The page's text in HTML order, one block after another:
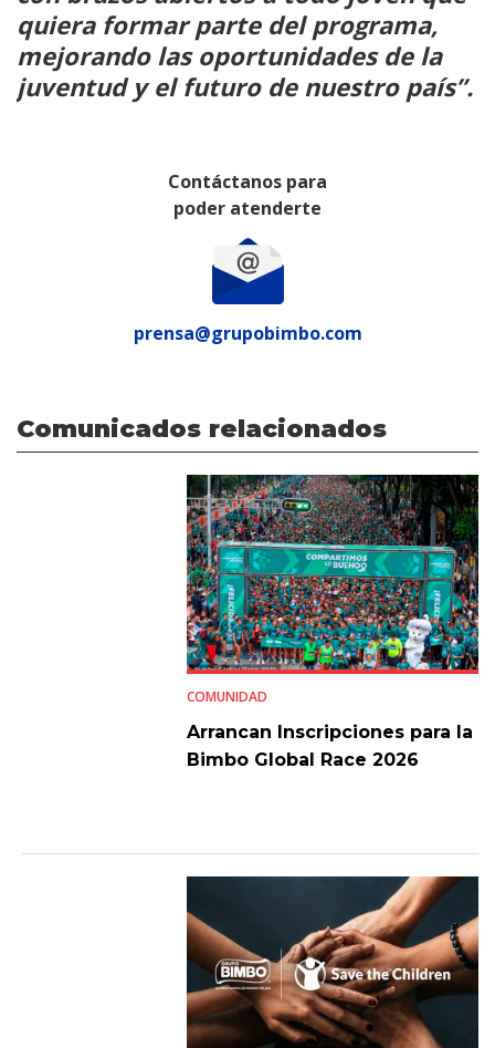
quiera formar parte del programa,
mejorando las oportunidades de la
juventud y el futuro de nuestro país”.
Contáctanos para
poder atenderte
prensa@grupobimbo.com
Comunicados relacionados
COMUNIDAD
Arrancan Inscripciones para la
Bimbo Global Race 2026